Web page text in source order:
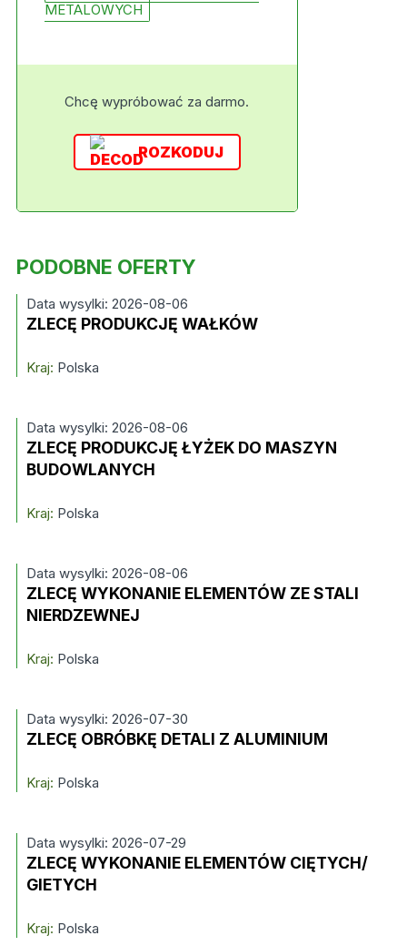
METALOWYCH
Chcę wypróbować za darmo.
ROZKODUJ
PODOBNE OFERTY
Data wysylki: 2026-08-06
ZLECĘ PRODUKCJĘ WAŁKÓW
Kraj: Polska
Data wysylki: 2026-08-06
ZLECĘ PRODUKCJĘ ŁYŻEK DO MASZYN
BUDOWLANYCH
Kraj: Polska
Data wysylki: 2026-08-06
ZLECĘ WYKONANIE ELEMENTÓW ZE STALI
NIERDZEWNEJ
Kraj: Polska
Data wysylki: 2026-07-30
ZLECĘ OBRÓBKĘ DETALI Z ALUMINIUM
Kraj: Polska
Data wysylki: 2026-07-29
ZLECĘ WYKONANIE ELEMENTÓW CIĘTYCH/
GIETYCH
Kraj: Polska